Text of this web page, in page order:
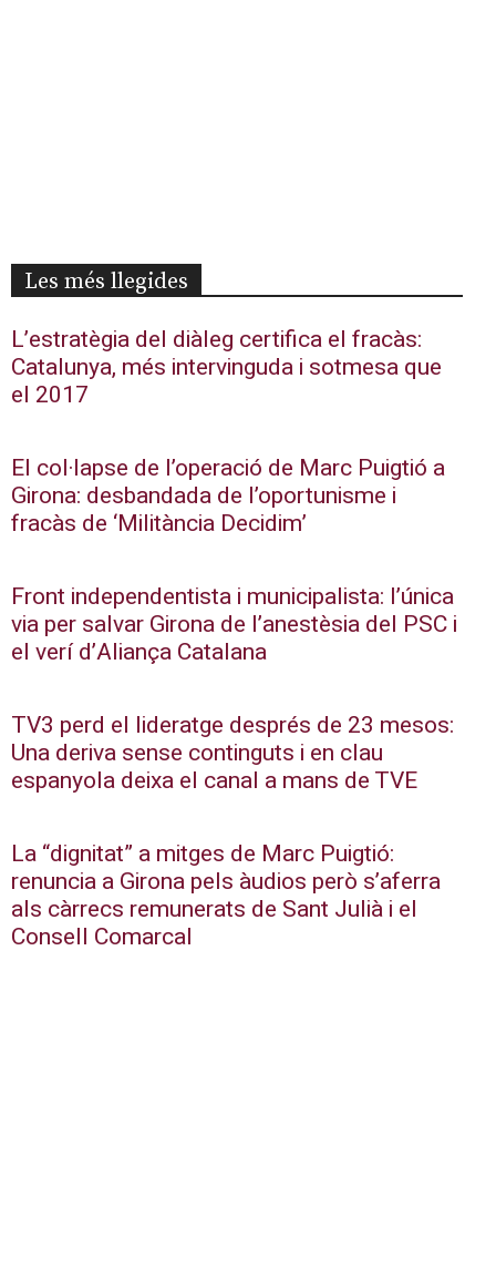
Les més llegides
L’estratègia del diàleg certifica el fracàs:
Catalunya, més intervinguda i sotmesa que
el 2017
El col·lapse de l’operació de Marc Puigtió a
Girona: desbandada de l’oportunisme i
fracàs de ‘Militància Decidim’
Front independentista i municipalista: l’única
via per salvar Girona de l’anestèsia del PSC i
el verí d’Aliança Catalana
TV3 perd el lideratge després de 23 mesos:
Una deriva sense continguts i en clau
espanyola deixa el canal a mans de TVE
La “dignitat” a mitges de Marc Puigtió:
renuncia a Girona pels àudios però s’aferra
als càrrecs remunerats de Sant Julià i el
Consell Comarcal